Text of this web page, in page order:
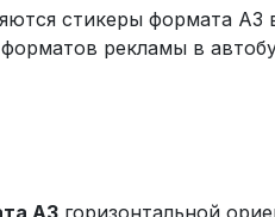
стикеры формата А3
рекламы в
А3 горизонтальной